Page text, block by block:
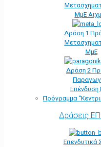
ΜμΕ
Δράση 1
ΜμΕ
Δράση 2
Επένδυση
Πρόγραμμα
Δράσεις
Επενδυτικά